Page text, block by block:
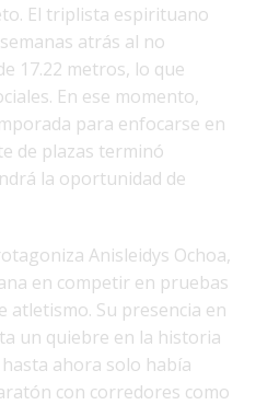
El triplista espirituano
atrás al no
17.22 metros, lo que
En ese momento,
para enfocarse en
de plazas terminó
la oportunidad de
Anisleidys Ochoa,
en competir en pruebas
atletismo. Su presencia en
un quiebre en la historia
ahora solo había
con corredores como